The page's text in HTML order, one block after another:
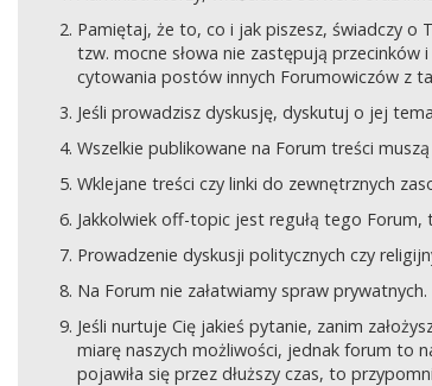
Pamiętaj, że to, co i jak piszesz, świadczy
tzw. mocne słowa nie zastępują
cytowania postów innych Forumowiczów z
Jeśli prowadzisz dyskusję, dyskutuj o jej
Wszelkie publikowane na Forum treści
Wklejane treści czy linki do zewnętrznych
Jakkolwiek off-topic jest regułą tego
Prowadzenie dyskusji politycznych czy
Na Forum nie załatwiamy spraw
Jeśli nurtuje Cię jakieś pytanie, zanim
miarę naszych możliwości, jednak forum to
pojawiła się przez dłuższy czas, to